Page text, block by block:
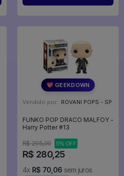
💖 GEEKDOWN
Vendido por: ROVANI POPS - SP
FUNKO POP DRACO MALFOY -
Harry Potter #13
R$ 295,00 5% OFF
R$ 280,25
4x R$ 70,06 sem juros